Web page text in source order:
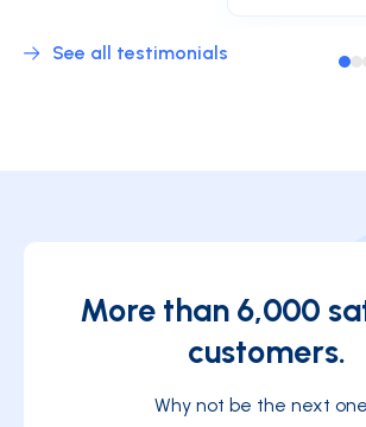
See all testimonials
More than 6,000
customers.
Why not be the next